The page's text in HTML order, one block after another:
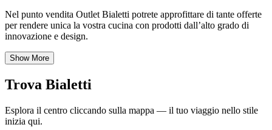
Nel punto vendita Outlet Bialetti potrete approfittare di tante offerte
per rendere unica la vostra cucina con prodotti dall’alto grado di
innovazione e design.
Show More
Trova Bialetti
Esplora il centro cliccando sulla mappa — il tuo viaggio nello stile
inizia qui.